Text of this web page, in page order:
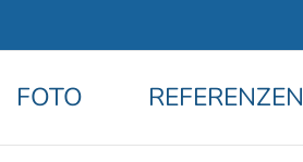
FOTO REFERENZEN